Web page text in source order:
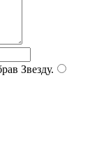
Звезду.